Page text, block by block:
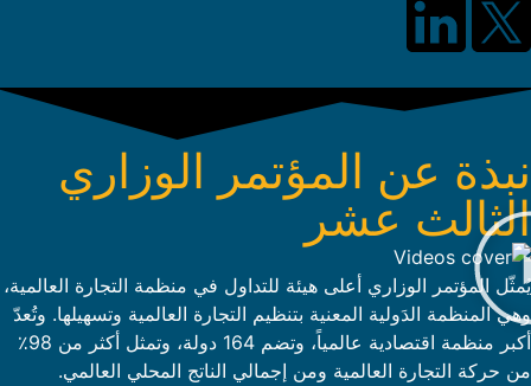
نبذة عن المؤتمر الوزاري
الثالث عشر
يُمثّل المؤتمر الوزاري أعلى هيئة للتداول في منظمة التجارة العالمية،
وهي المنظمة الدَولية المعنية بتنظيم التجارة العالمية وتسهيلها. وتُعدّ
أكبر منظمة اقتصادية عالمياً، وتضم 164 دولة، وتمثل أكثر من 98٪
من حركة التجارة العالمية ومن إجمالي الناتج المحلي العالمي.